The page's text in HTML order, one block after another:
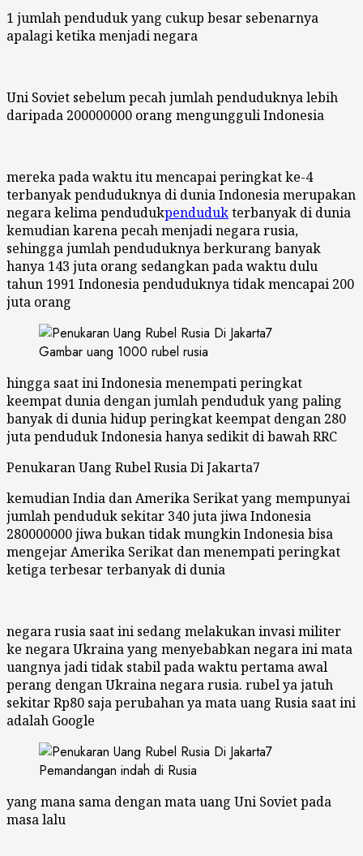
1 jumlah penduduk yang cukup besar sebenarnya
apalagi ketika menjadi negara
Uni Soviet sebelum pecah jumlah penduduknya lebih
daripada 200000000 orang mengungguli Indonesia
mereka pada waktu itu mencapai peringkat ke-4
terbanyak penduduknya di dunia Indonesia merupakan
negara kelima pendudukpendudukterbanyak di dunia
kemudian karena pecah menjadi negara rusia,
sehingga jumlah penduduknya berkurang banyak
hanya 143 juta orang sedangkan pada waktu dulu
tahun 1991 Indonesia penduduknya tidak mencapai 200
juta orang
Gambar uang 1000 rubel rusia
hingga saat ini Indonesia menempati peringkat
keempat dunia dengan jumlah penduduk yang paling
banyak di dunia hidup peringkat keempat dengan 280
juta penduduk Indonesia hanya sedikit di bawah RRC
Penukaran Uang Rubel Rusia Di Jakarta7
kemudian India dan Amerika Serikat yang mempunyai
jumlah penduduk sekitar 340 juta jiwa Indonesia
280000000 jiwa bukan tidak mungkin Indonesia bisa
mengejar Amerika Serikat dan menempati peringkat
ketiga terbesar terbanyak di dunia
negara rusia saat ini sedang melakukan invasi militer
ke negara Ukraina yang menyebabkan negara ini mata
uangnya jadi tidak stabil pada waktu pertama awal
perang dengan Ukraina negara rusia. rubel ya jatuh
sekitar Rp80 saja perubahan ya mata uang Rusia saat ini
adalah Google
Pemandangan indah di Rusia
yang mana sama dengan mata uang Uni Soviet pada
masa lalu